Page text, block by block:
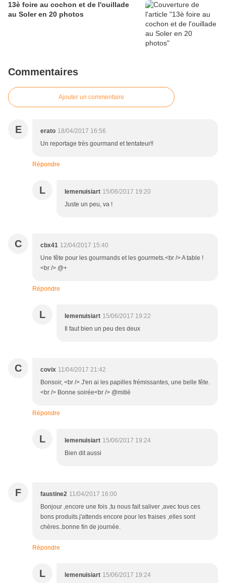
13è foire au cochon et de l'ouillade
au Soler en 20 photos
Commentaires
Ajouter un commentaire
E erato 18/04/2017 16:56
Un reportage très gourmand et tentateur!!
Répondre
L lemenuisiart 15/06/2017 19:20
Juste un peu, va !
C cbx41 12/04/2017 15:40
Une fête pour les gourmands et les gourmets.<br /> A table !
<br /> @+
Répondre
L lemenuisiart 15/06/2017 19:22
Il faut bien un peu des deux
C covix 11/04/2017 21:42
Bonsoir, <br /> J'en ai les papilles frémissantes, une belle fête.
<br /> Bonne soirée<br /> @mitié
Répondre
L lemenuisiart 15/06/2017 19:24
Bien dit aussi
F faustine2 11/04/2017 16:00
Bonjour ,encore une fois ,tu nous fait saliver ,avec tous ces
bons produits.j'attends encore pour les fraises ,elles sont
chères..bonne fin de journée.
Répondre
L lemenuisiart 15/06/2017 19:24